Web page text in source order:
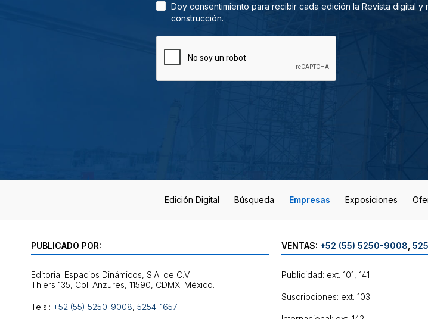
Doy consentimiento para recibir cada edición la Revista digital
construcción.
Edición Digital Búsqueda Empresas Exposiciones
PUBLICADO POR:
Editorial Espacios Dinámicos, S.A. de C.V.
Tels.: +52 (55) 5250-9008, 5254-1657
VENTAS: +52 (55) 5250-9008
Publicidad: ext. 101, 141
Suscripciones: ext. 103